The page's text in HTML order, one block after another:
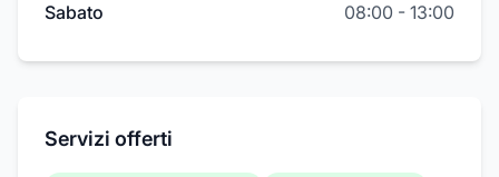
Sabato 08:00 - 13:00
Servizi offerti